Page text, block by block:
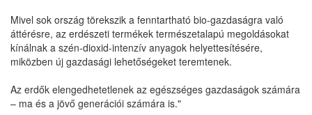
Mivel sok ország törekszik a fenntartható bio-gazdaságra való
áttérésre, az erdészeti termékek természetalapú megoldásokat
kínálnak a szén-dioxid-intenzív anyagok helyettesítésére,
miközben új gazdasági lehetőségeket teremtenek.
Az erdők elengedhetetlenek az egészséges gazdaságok számára
– ma és a jövő generációi számára is."